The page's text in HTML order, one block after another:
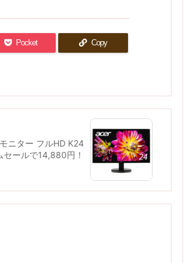
Pocket Copy
ニター フルHD K24
ールで14,880円！